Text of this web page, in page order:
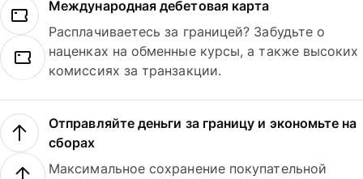
Международная дебетовая карта
Расплачиваетесь за границей? Забудьте о
наценках на обменные курсы, а также высоких
комиссиях за транзакции.
Отправляйте деньги за границу и экономьте на
сборах
Максимальное сохранение покупательной